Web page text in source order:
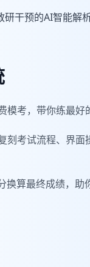
研干预的AI智能解
模考，带你练最好
刻考试流程、界
换算最终成绩，助